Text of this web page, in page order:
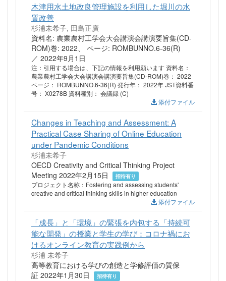
木津用水土地改良管理施設を利用した堀川の水
質改善
杉浦未希子, 田島正廣
資料名: 農業農村工学会大会講演会講演要旨集(CD-
ROM)巻: 2022、 ページ: ROMBUNNO.6-36(R)
／ 2022年9月1日
注：引用する場合は、下記の情報を利用願います 資料名：
農業農村工学会大会講演会講演要旨集(CD-ROM)巻： 2022
ページ： ROMBUNNO.6-36(R) 発行年： 2022年 JST資料番
号： X0278B 資料種別： 会議録 (C)
添付ファイル
Changes in Teaching and Assessment: A
Practical Case Sharing of Online Education
under Pandemic Conditions
杉浦未希子
OECD Creativity and Critical Thinking Project
Meeting 2022年2月15日
招待有り
プロジェクト名称：Fostering and assessing students'
creative and critical thinking skills in higher education
添付ファイル
「成長」と「環境」の緊張を内包する「持続可
能な開発」の授業と学生の学び：コロナ禍にお
けるオンライン教育の実践例から
杉浦 未希子
高等教育における学びの創造と学修評価の質保
証 2022年1月30日
招待有り